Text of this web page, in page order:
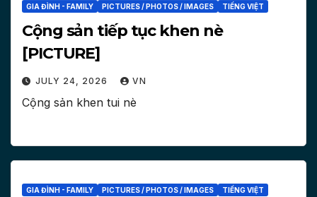
GIA ĐÌNH - FAMILY PICTURES / PHOTOS / IMAGES TIẾNG VIỆT
Cộng sản tiếp tục khen nè
[PICTURE]
JULY 24, 2026 VN
Cộng sản khen tui nè
GIA ĐÌNH - FAMILY PICTURES / PHOTOS / IMAGES TIẾNG VIỆT